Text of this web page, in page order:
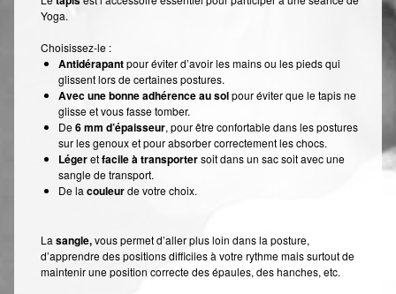
Yoga.
Choisissez-le :
Antidérapantpour éviter d’avoir les mains ou les pieds qui
glissent lors de certaines postures.
Avec une bonne adhérence au solpour éviter que le tapis ne
glisse et vous fasse tomber.
De6 mm d’épaisseur, pour être confortable dans les postures
sur les genoux et pour absorber correctement les chocs.
Légeretfacile à transportersoit dans un sac soit avec une
sangle de transport.
De la couleurde votre choix.
La sangle,vous permet d’aller plus loin dans la posture,
d’apprendre des positions difficiles à votre rythme mais surtout de
maintenir une position correcte des épaules, des hanches, etc.